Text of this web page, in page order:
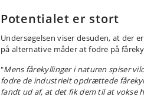
Potentialet er stort
Undersøgelsen viser desuden, at der
på alternative måder at fodre på
"Mens fårekyllinger i naturen spiser
fodre de industrielt opdrættede
fandt ud af, at det fik dem til at vokse